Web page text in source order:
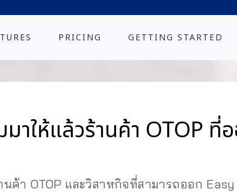
PRICING GETTING STARTED
มาให้แล้วร้านค้า OTOP ที่
ค้า OTOP และวิสาหกิจที่สามารถออก